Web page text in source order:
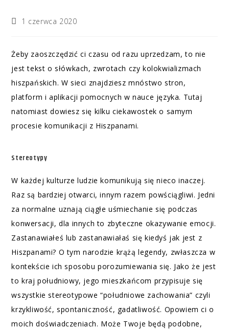
1 czerwca 2020
Żeby zaoszczędzić ci czasu od razu uprzedzam, to nie
jest tekst o słówkach, zwrotach czy kolokwializmach
hiszpańskich. W sieci znajdziesz mnóstwo stron,
platform i aplikacji pomocnych w nauce języka. Tutaj
natomiast dowiesz się kilku ciekawostek o samym
procesie komunikacji z Hiszpanami.
Stereotypy
W każdej kulturze ludzie komunikują się nieco inaczej.
Raz są bardziej otwarci, innym razem powściągliwi. Jedni
za normalne uznają ciągłe uśmiechanie się podczas
konwersacji, dla innych to zbyteczne okazywanie emocji.
Zastanawiałeś lub zastanawiałaś się kiedyś jak jest z
Hiszpanami? O tym narodzie krążą legendy, zwłaszcza w
kontekście ich sposobu porozumiewania się. Jako że jest
to kraj południowy, jego mieszkańcom przypisuje się
wszystkie stereotypowe “południowe zachowania” czyli
krzykliwość, spontaniczność, gadatliwość. Opowiem ci o
moich doświadczeniach. Może Twoje będą podobne,